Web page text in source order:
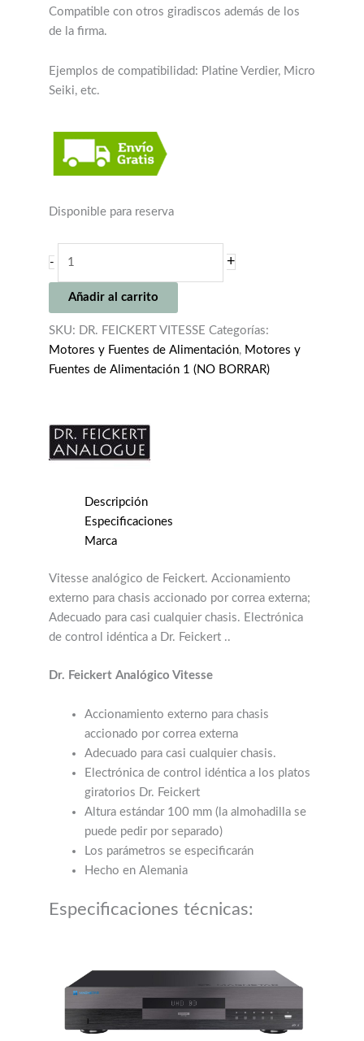
Compatible con otros giradiscos además de los
de la firma.
Ejemplos de compatibilidad: Platine Verdier, Micro
Seiki, etc.
Disponible para reserva
-
VITESSE
+
Añadir al carrito
SKU: DR. FEICKERT VITESSE Categorías:
Motores y Fuentes de Alimentación, Motores y
Fuentes de Alimentación 1 (NO BORRAR)
Descripción
Especificaciones
Marca
Vitesse analógico de Feickert. Accionamiento
externo para chasis accionado por correa externa;
Adecuado para casi cualquier chasis. Electrónica
de control idéntica a Dr. Feickert ..
Dr. Feickert Analógico Vitesse
Accionamiento externo para chasis
accionado por correa externa
Adecuado para casi cualquier chasis.
Electrónica de control idéntica a los platos
giratorios Dr. Feickert
Altura estándar 100 mm (la almohadilla se
puede pedir por separado)
Los parámetros se especificarán
Hecho en Alemania
Especificaciones técnicas: